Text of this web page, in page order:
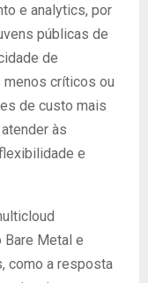
e analytics, por
públicas de
de
críticos ou
de custo mais
às
e
Metal e
como a resposta